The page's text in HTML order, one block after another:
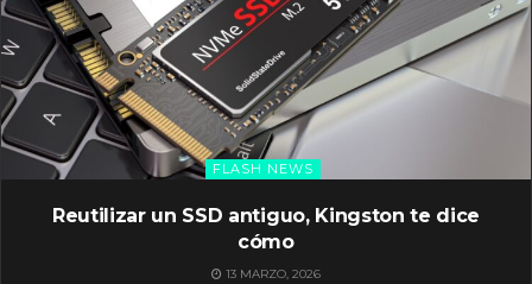
FLASH NEWS
Reutilizar un SSD antiguo, Kingston te dice
cómo
13 MARZO, 2026